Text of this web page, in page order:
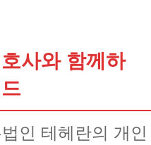
사와 함께하
인 테헤란의 개인